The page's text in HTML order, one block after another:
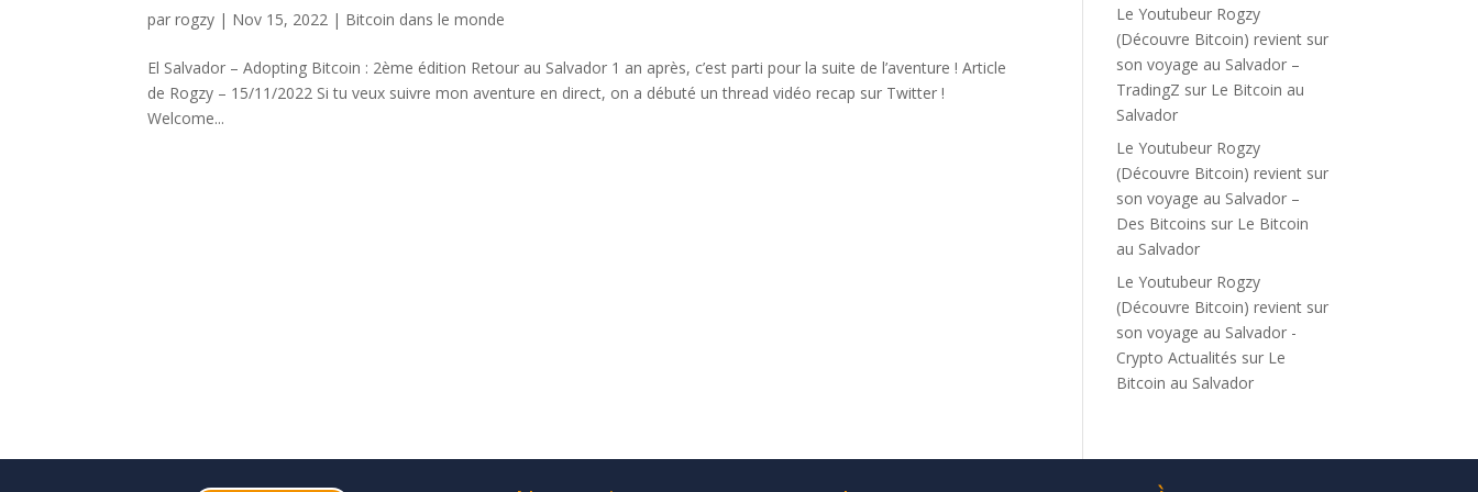
parrogzy | Nov 15, 2022 | Bitcoin dans le monde
El Salvador – Adopting Bitcoin : 2ème édition Retour au Salvador 1 an après, c’est parti pour la suite de l’aventure ! Article
de Rogzy – 15/11/2022 Si tu veux suivre mon aventure en direct, on a débuté un thread vidéo recap sur Twitter !
Welcome...
Le Youtubeur Rogzy
(Découvre Bitcoin) revient sur
son voyage au Salvador –
TradingZ sur Le Bitcoin au
Salvador
Le Youtubeur Rogzy
(Découvre Bitcoin) revient sur
son voyage au Salvador –
Des Bitcoins sur Le Bitcoin
au Salvador
Le Youtubeur Rogzy
(Découvre Bitcoin) revient sur
son voyage au Salvador -
Crypto Actualités sur Le
Bitcoin au Salvador